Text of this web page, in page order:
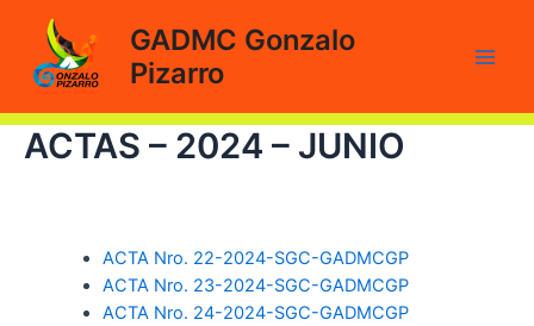
contenido
GADMC Gonzalo
Pizarro
ACTAS – 2024 – JUNIO
ACTA Nro. 22-2024-SGC-GADMCGP
ACTA Nro. 23-2024-SGC-GADMCGP
ACTA Nro. 24-2024-SGC-GADMCGP